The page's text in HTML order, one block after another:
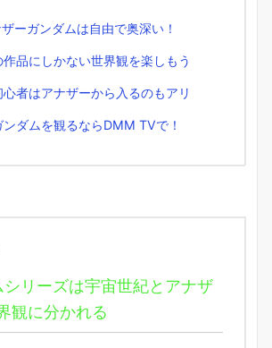
ーガンダムは自由で奥深い！
品にしかない世界観を楽しもう
者はアナザーから入るのもアリ
ンダムを観るならDMM TVで！
シリーズは宇宙世紀とアナザ
観に分かれる